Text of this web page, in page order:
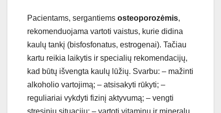
Pacientams, sergantiems osteoporozėmis,
rekomenduojama vartoti vaistus, kurie didina
kaul ų tankį (bisfosfonatus, estrogenai). Tačiau
kartu reikia laikytis ir special ių rekomendacijų,
kad būtų išvengta kaul ų ūžių. Svarbu: – mažinti
alkohol io vartojimą; – atsisakyti rūkyti; –
regul iariai vykdyti fizinį aktyvumą; – vengti